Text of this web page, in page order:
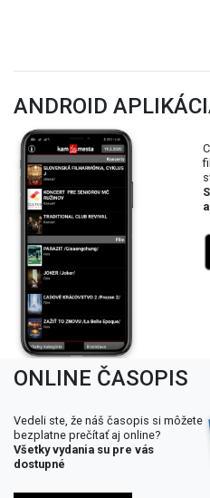
ANDROID
ONLINE ČASOPIS
Vedeli ste, že náš časopis si môžete
bezplatne prečítať aj online?
Všetky vydania su pre vás
dostupné